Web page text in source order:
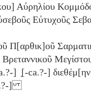
Αὐρηλίου
Εὐτυχοῦς
Π[αρθικ]οῦ
Βρεταννικοῦ
] ̣[-ca.?-]
]